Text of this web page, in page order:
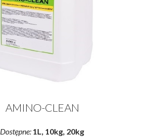
AMINO-CLEAN
Dostępne: 1L, 10kg, 20kg